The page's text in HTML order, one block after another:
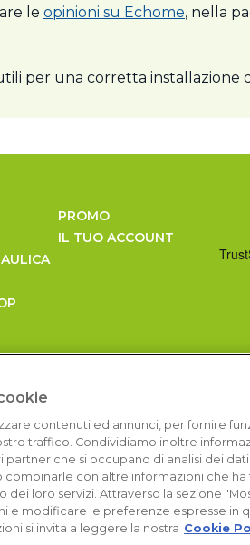
le opinioni su Echome, nella
per una corretta
PROMO
IL TUO ACCOUNT
contenuti ed annunci, per fornire
traffico. Condividiamo inoltre
partner che si occupano di analisi dei
con altre informazioni che ha
dei loro servizi. Attraverso la sezione
e modificare le preferenze espresse in
si invita a leggere la nostra Cookie